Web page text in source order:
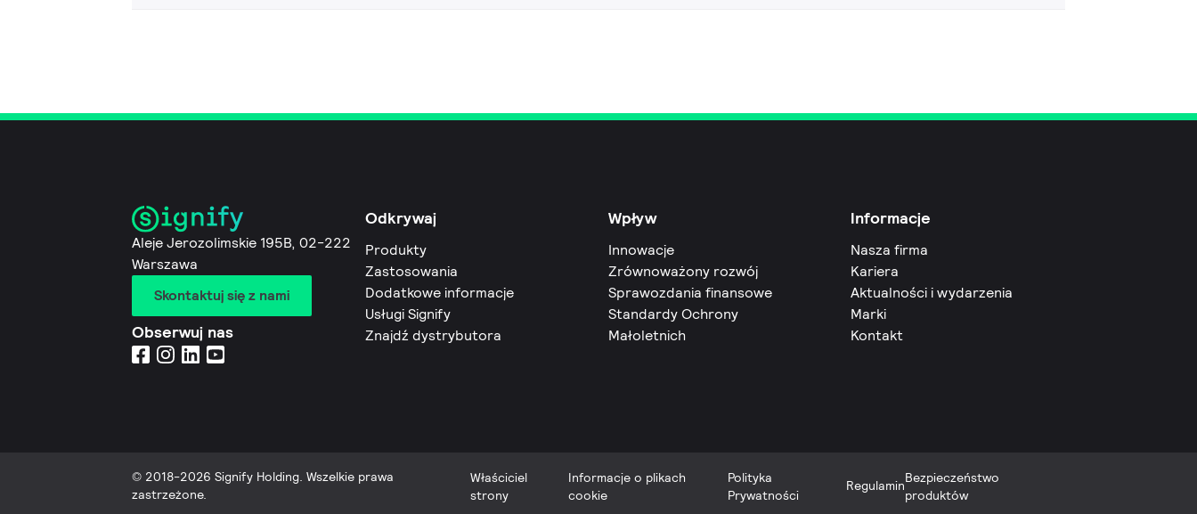
Aleje Jerozolimskie 195B, 02-222
Warszawa
Skontaktuj się z nami
Obserwuj nas
Odkrywaj
Produkty
Zastosowania
Dodatkowe informacje
Usługi Signify
Znajdź dystrybutora
Wpływ
Innowacje
Zrównoważony rozwój
Sprawozdania finansowe
Standardy Ochrony
Małoletnich
Informacje
Nasza firma
Kariera
Aktualności i wydarzenia
Marki
Kontakt
© 2018-2026 Signify Holding. Wszelkie prawa
zastrzeżone.
Właściciel
strony
Informacje o plikach
cookie
Polityka
Prywatności
RegulaminBezpieczeństwo
produktów